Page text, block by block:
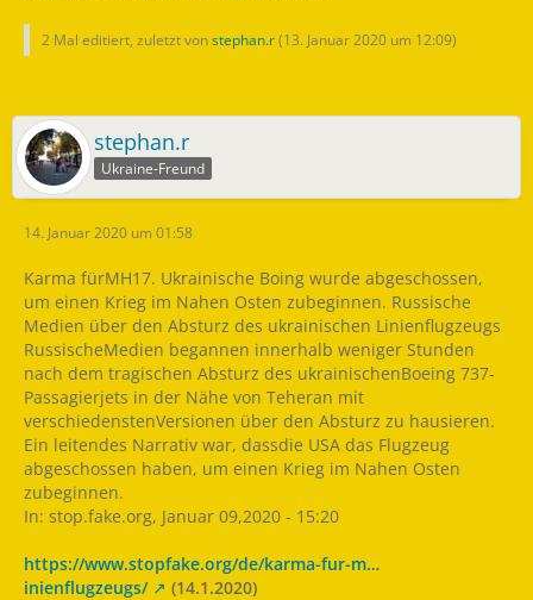
2 Mal editiert, zuletzt vonstephan.r(13. Januar 2020 um 12:09)
stephan.r
Ukraine-Freund
14. Januar 2020 um 01:58
Karma fürMH17. Ukrainische Boing wurde abgeschossen,
um einen Krieg im Nahen Osten zubeginnen. Russische
Medien über den Absturz des ukrainischen Linienflugzeugs
RussischeMedien begannen innerhalb weniger Stunden
nach dem tragischen Absturz des ukrainischenBoeing 737-
Passagierjets in der Nähe von Teheran mit
verschiedenstenVersionen über den Absturz zu hausieren.
Ein leitendes Narrativ war, dassdie USA das Flugzeug
abgeschossen haben, um einen Krieg im Nahen Osten
zubeginnen.
In: stop.fake.org, Januar 09,2020 - 15:20
https://www.stopfake.org/de/karma-fur-m…
inienflugzeugs/
(14.1.2020)